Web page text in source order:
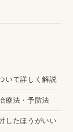
いて詳しく解説
療法・予防法
したほうがいい